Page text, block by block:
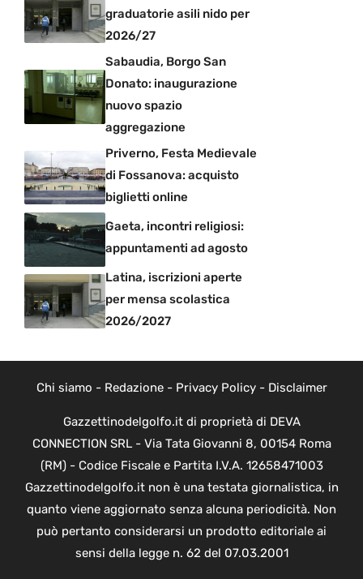
graduatorie asili nido per
2026/27
Sabaudia, Borgo San
Donato: inaugurazione
nuovo spazio
aggregazione
Priverno, Festa Medievale
di Fossanova: acquisto
biglietti online
Gaeta, incontri religiosi:
appuntamenti ad agosto
Latina, iscrizioni aperte
per mensa scolastica
2026/2027
Chi siamo - Redazione- Privacy Policy- Disclaimer
Gazzettinodelgolfo.it di proprietà di DEVA
CONNECTION SRL - Via Tata Giovanni 8, 00154 Roma
(RM) - Codice Fiscale e Partita I.V.A. 12658471003
Gazzettinodelgolfo.it non è una testata giornalistica, in
quanto viene aggiornato senza alcuna periodicità. Non
può pertanto considerarsi un prodotto editoriale ai
sensi della legge n. 62 del 07.03.2001